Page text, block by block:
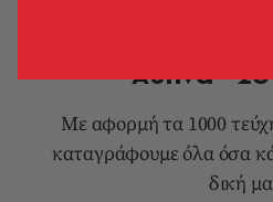
Αθήνα -
Με αφορμή τα 1000
καταγράφουμε όλα όσα
δική